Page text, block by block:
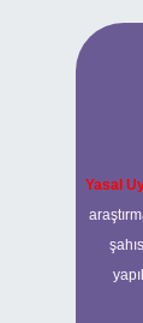
Yasal